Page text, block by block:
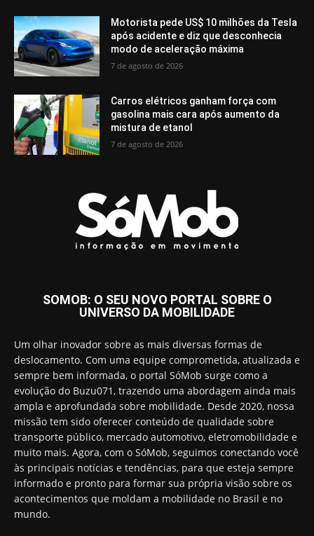
Motorista pede US$ 10 milhões da Tesla
após acidente e diz que desconhecia
modo de aceleração máxima
7 de agosto de 2026
Carros elétricos ganham força com
gasolina mais cara após aumento da
mistura de etanol
7 de agosto de 2026
SOMOB: O SEU NOVO PORTAL SOBRE O
UNIVERSO DA MOBILIDADE
Um olhar inovador sobre as mais diversas formas de
deslocamento. Com uma equipe comprometida, atualizada e
sempre bem informada, o portal SóMob surge como a
evolução do Buzu071, trazendo uma abordagem ainda mais
ampla e aprofundada sobre mobilidade. Desde 2020, nossa
missão tem sido oferecer conteúdo de qualidade sobre
transporte público, mercado automotivo, eletromobilidade e
muito mais. Agora, com o SóMob, seguimos conectando você
às principais notícias e tendências, para que esteja sempre
informado e pronto para formar sua própria visão sobre os
acontecimentos que moldam a mobilidade no Brasil e no
mundo.